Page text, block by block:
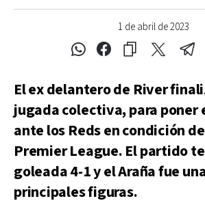
1 de abril de 2023
El ex delantero de River
jugada colectiva, para poner
ante los Reds en condición
Premier League. El partido
goleada 4-1 y el Araña fue
principales figuras.